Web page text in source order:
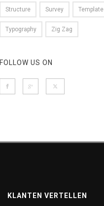
Structure Survey Template
Typography Zig Zag
FOLLOW US ON
KLANTEN VERTELLEN